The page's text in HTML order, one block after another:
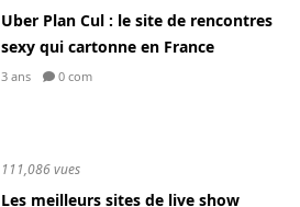
Uber Plan Cul : le site de rencontres
sexy qui cartonne en France
3 ans 0 com
111,086 vues
Les meilleurs sites de live show